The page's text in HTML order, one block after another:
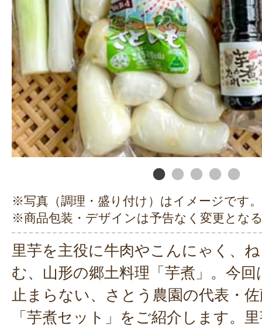
※写真（調理・盛り付け）はイメージです。
※商品包装・デザインは予告なく変更とな
里芋を主役に牛肉やこんにゃく、
む、山形の郷土料理「芋煮」。今
止まらない、さとう農園の代表・
「芋煮セット」をご紹介します。